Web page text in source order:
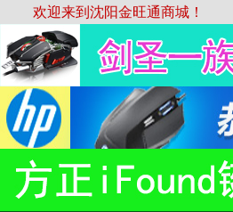
欢迎来到沈阳金旺通商城！